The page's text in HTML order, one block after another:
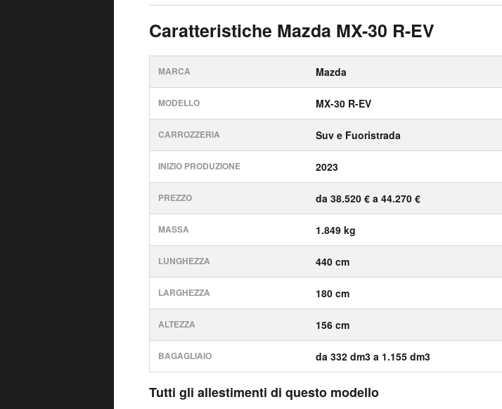
Caratteristiche Mazda MX-30 R-EV
MARCA Mazda
MODELLO MX-30 R-EV
CARROZZERIA Suv e Fuoristrada
INIZIO PRODUZIONE 2023
PREZZO da 38.520 € a 44.270 €
MASSA 1.849 kg
LUNGHEZZA 440 cm
LARGHEZZA 180 cm
ALTEZZA 156 cm
BAGAGLIAIO da 332 dm3 a 1.155 dm3
Tutti gli allestimenti di questo modello